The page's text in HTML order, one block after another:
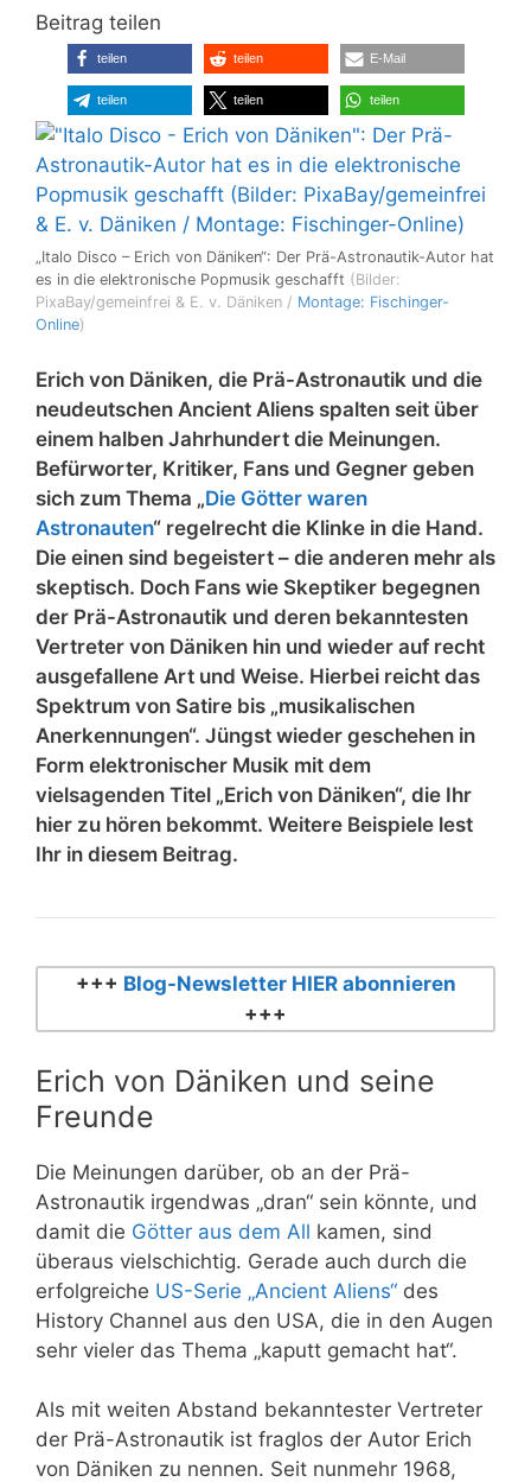
Beitrag teilen
teilen teilen E-Mail
teilen teilen teilen
„Italo Disco – Erich von Däniken“: Der Prä-Astronautik-Autor hat
es in die elektronische Popmusik geschafft (Bilder:
PixaBay/gemeinfrei & E. v. Däniken / Montage: Fischinger-
Online)
Erich von Däniken, die Prä-Astronautik und die
neudeutschen Ancient Aliens spalten seit über
einem halben Jahrhundert die Meinungen.
Befürworter, Kritiker, Fans und Gegner geben
sich zum Thema „Die Götter waren
Astronauten“ regelrecht die Klinke in die Hand.
Die einen sind begeistert – die anderen mehr als
skeptisch. Doch Fans wie Skeptiker begegnen
der Prä-Astronautik und deren bekanntesten
Vertreter von Däniken hin und wieder auf recht
ausgefallene Art und Weise. Hierbei reicht das
Spektrum von Satire bis „musikalischen
Anerkennungen“. Jüngst wieder geschehen in
Form elektronischer Musik mit dem
vielsagenden Titel „Erich von Däniken“, die Ihr
hier zu hören bekommt. Weitere Beispiele lest
Ihr in diesem Beitrag.
+++ Blog-Newsletter HIER abonnieren
+++
Erich von Däniken und seine
Freunde
Die Meinungen darüber, ob an der Prä-
Astronautik irgendwas „dran“ sein könnte, und
damit die Götter aus dem All kamen, sind
überaus vielschichtig. Gerade auch durch die
erfolgreiche US-Serie „Ancient Aliens“ des
History Channel aus den USA, die in den Augen
sehr vieler das Thema „kaputt gemacht hat“.
Als mit weiten Abstand bekanntester Vertreter
der Prä-Astronautik ist fraglos der Autor Erich
von Däniken zu nennen. Seit nunmehr 1968,